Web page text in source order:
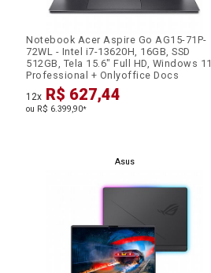
Notebook Acer Aspire Go AG15-71P-
72WL - Intel i7-13620H, 16GB, SSD
512GB, Tela 15.6" Full HD, Windows 11
Professional + Onlyoffice Docs
12x R$ 627,44
ou R$ 6.399,90*
Asus